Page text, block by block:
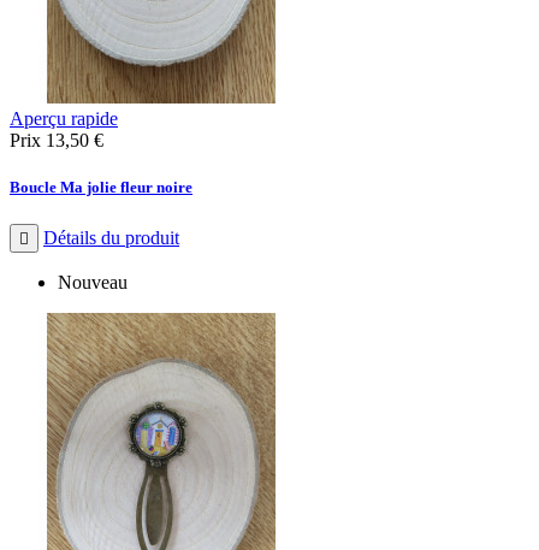
Aperçu rapide
Prix 13,50 €
Boucle Ma jolie fleur noire
 Détails du produit
Nouveau